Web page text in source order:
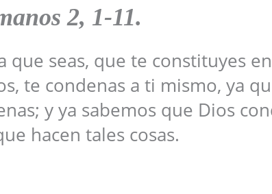
2, 1-11.
seas, que te constituyes
te condenas a ti mismo, ya
y ya sabemos que Dios
hacen tales cosas.